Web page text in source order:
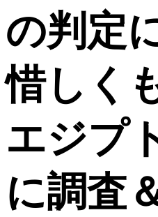
の判定
惜しく
エジプ
に調査